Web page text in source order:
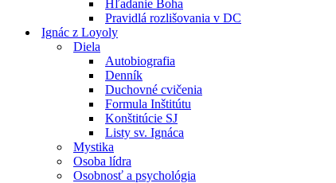
Hľadanie Boha
Pravidlá rozlišovania v DC
Ignác z Loyoly
Diela
Autobiografia
Denník
Duchovné cvičenia
Formula Inštitútu
Konštitúcie SJ
Listy sv. Ignáca
Mystika
Osoba lídra
Osobnosť a psychológia